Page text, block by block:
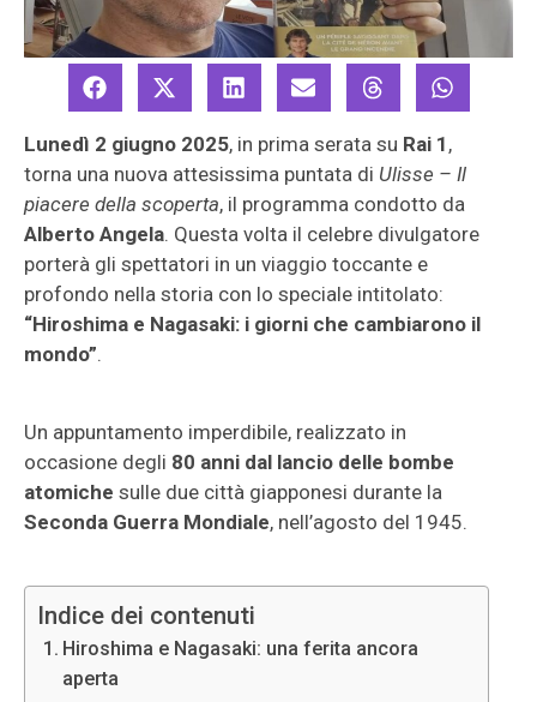
Lunedì 2 giugno 2025, in prima serata su Rai 1 ,
torna una nuova attesissima puntata di Ulisse – Il
piacere della scoperta, il programma condotto da
Alberto Angela. Questa volta il celebre divulgatore
porterà gli spettatori in un viaggio toccante e
profondo nella storia con lo speciale intitolato:
“Hiroshima e Nagasaki: i giorni che cambiarono il
mondo”.
Un appuntamento imperdibile, realizzato in
occasione degli 80 anni dal lancio delle bombe
atomiche sulle due città giapponesi durante la
Seconda Guerra Mondiale, nell’agosto del 1945.
Indice dei contenuti
Hiroshima e Nagasaki: una ferita ancora
aperta